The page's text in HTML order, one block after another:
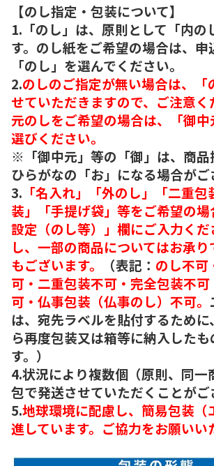
【のし指定・包装について】
1.「のし」は、原則として「内の
す。のし紙をご希望の場合は、申
「のし」を選んでください。
2.のしのご指定が無い場合は、「
せていただきますので、ご注意
元のしをご希望の場合は、「御
選びください。
※「御中元」等の「御」は、商品
ひらがなの「お」になる場合がご
3. 「名入れ」「外のし」「二重
装」「手提げ袋」等をご希望の
設定（のし等）」欄にご入力く
し、一部の商品についてはお承
もございます。
（表記： のし不可
可・二重包装不可・完全包装不
可・仏事包装（仏事のし）不可。
は、宛先ラベルを貼付するため
ら再度包装又は箱等に納入したも
す。）
4.状況により複数個（原則、同一
包で発送させていただくことがご
5.地球環境に配慮し、簡易包装（
進しています。ご協力をお願いい